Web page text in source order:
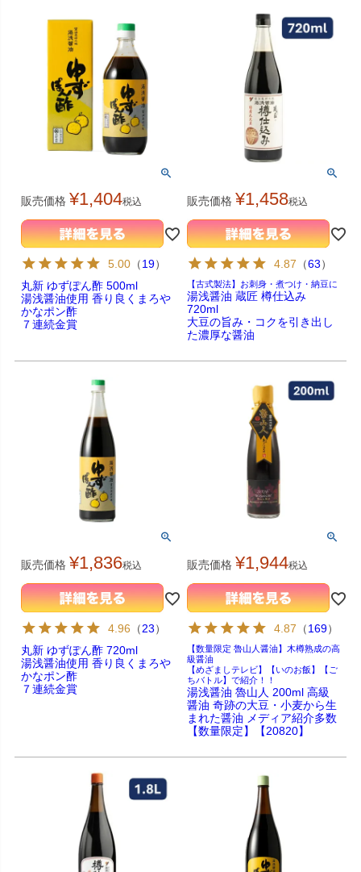
販売価格 ¥1,404税込
5.00 （19）
丸新 ゆずぽん酢 500ml
湯浅醤油使用 香り良くまろや
かなポン酢
７連続金賞
販売価格 ¥1,458税込
4.87 （63）
【古式製法】お刺身・煮つけ・納豆に
湯浅醤油 蔵匠 樽仕込み
720ml
大豆の旨み・コクを引き出し
た濃厚な醤油
販売価格 ¥1,836税込
4.96 （23）
丸新 ゆずぽん酢 720ml
湯浅醤油使用 香り良くまろや
かなポン酢
７連続金賞
販売価格 ¥1,944税込
4.87 （169）
【数量限定 魯山人醤油】木樽熟成の高
級醤油
【めざましテレビ】【いのお飯】【ご
ちバトル】で紹介！！
湯浅醤油 魯山人 200ml 高級
醤油 奇跡の大豆・小麦から生
まれた醤油 メディア紹介多数
【数量限定】【20820】